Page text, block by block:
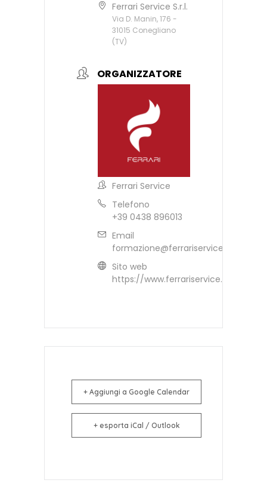
Ferrari Service S.r.l.
Via D. Manin, 176 -
31015 Conegliano
(TV)
ORGANIZZATORE
Ferrari Service
Telefono
+39 0438 896013
Email
formazione@ferrariservice.it
Sito web
https://www.ferrariservice.it
+ Aggiungi a Google Calendar
+ esporta iCal / Outlook